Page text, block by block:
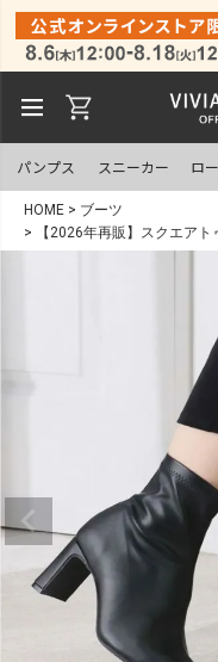
パンプス スニーカー ロ
HOME
ブーツ
【2026年再販】スクエア